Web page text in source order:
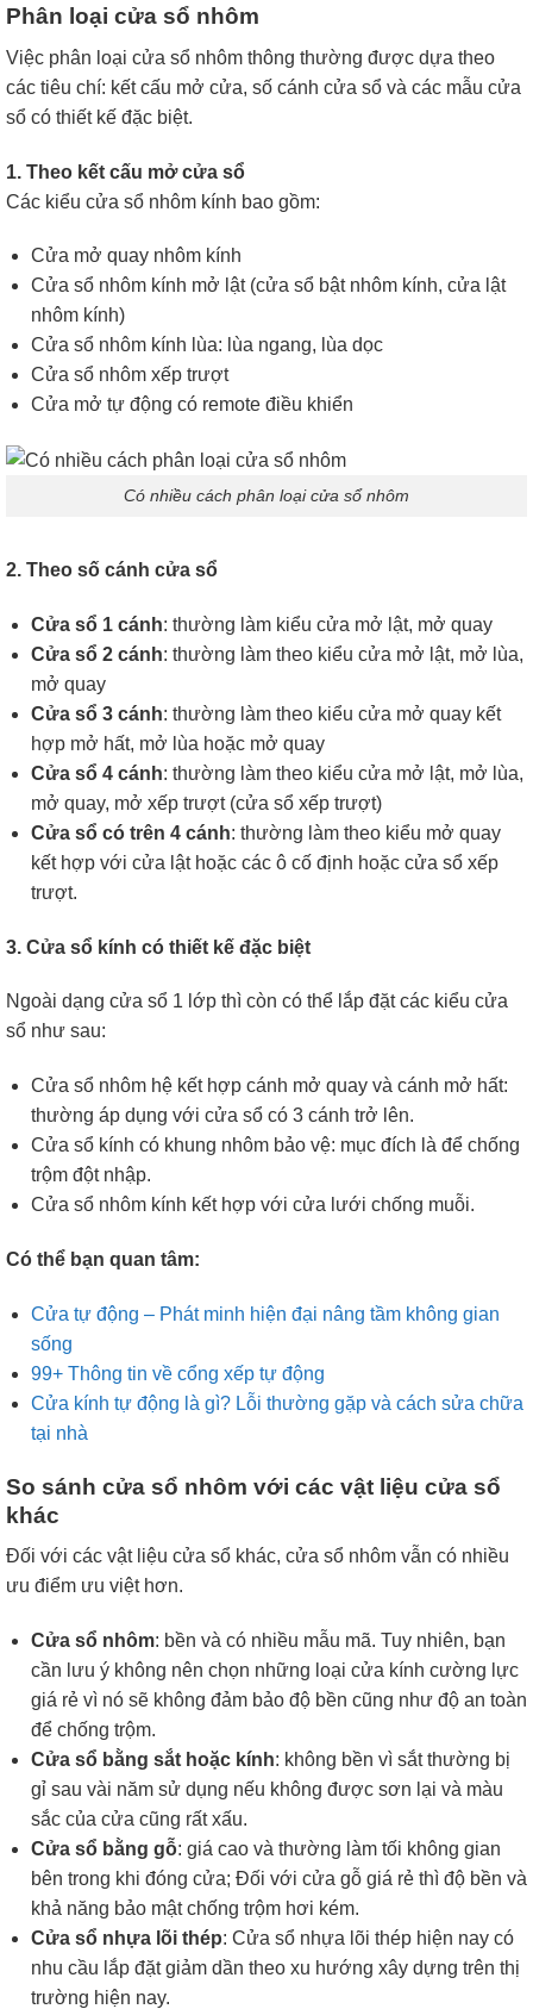
Phân loại cửa sổ nhôm
Việc phân loại cửa sổ nhôm thông thường được dựa theo
các tiêu chí: kết cấu mở cửa, số cánh cửa sổ và các mẫu cửa
sổ có thiết kế đặc biệt.
1. Theo kết cấu mở cửa sổ
Các kiểu cửa sổ nhôm kính bao gồm:
Cửa mở quay nhôm kính
Cửa sổ nhôm kính mở lật (cửa sổ bật nhôm kính, cửa lật
nhôm kính)
Cửa sổ nhôm kính lùa: lùa ngang, lùa dọc
Cửa sổ nhôm xếp trượt
Cửa mở tự động có remote điều khiển
Có nhiều cách phân loại cửa sổ nhôm
2. Theo số cánh cửa sổ
Cửa sổ 1 cánh: thường làm kiểu cửa mở lật, mở quay
Cửa sổ 2 cánh: thường làm theo kiểu cửa mở lật, mở lùa,
mở quay
Cửa sổ 3 cánh: thường làm theo kiểu cửa mở quay kết
hợp mở hất, mở lùa hoặc mở quay
Cửa sổ 4 cánh: thường làm theo kiểu cửa mở lật, mở lùa,
mở quay, mở xếp trượt (cửa sổ xếp trượt)
Cửa sổ có trên 4 cánh: thường làm theo kiểu mở quay
kết hợp với cửa lật hoặc các ô cố định hoặc cửa sổ xếp
trượt.
3. Cửa sổ kính có thiết kế đặc biệt
Ngoài dạng cửa sổ 1 lớp thì còn có thể lắp đặt các kiểu cửa
sổ như sau:
Cửa sổ nhôm hệ kết hợp cánh mở quay và cánh mở hất:
thường áp dụng với cửa sổ có 3 cánh trở lên.
Cửa sổ kính có khung nhôm bảo vệ: mục đích là để chống
trộm đột nhập.
Cửa sổ nhôm kính kết hợp với cửa lưới chống muỗi.
Có thể bạn quan tâm:
Cửa tự động – Phát minh hiện đại nâng tầm không gian
sống
99+ Thông tin về cổng xếp tự động
Cửa kính tự động là gì? Lỗi thường gặp và cách sửa chữa
tại nhà
So sánh cửa sổ nhôm với các vật liệu cửa sổ
khác
Đối với các vật liệu cửa sổ khác, cửa sổ nhôm vẫn có nhiều
ưu điểm ưu việt hơn.
Cửa sổ nhôm: bền và có nhiều mẫu mã. Tuy nhiên, bạn
cần lưu ý không nên chọn những loại cửa kính cường lực
giá rẻ vì nó sẽ không đảm bảo độ bền cũng như độ an toàn
để chống trộm.
Cửa sổ bằng sắt hoặc kính: không bền vì sắt thường bị
gỉ sau vài năm sử dụng nếu không được sơn lại và màu
sắc của cửa cũng rất xấu.
Cửa sổ bằng gỗ: giá cao và thường làm tối không gian
bên trong khi đóng cửa; Đối với cửa gỗ giá rẻ thì độ bền và
khả năng bảo mật chống trộm hơi kém.
Cửa sổ nhựa lõi thép: Cửa sổ nhựa lõi thép hiện nay có
nhu cầu lắp đặt giảm dần theo xu hướng xây dựng trên thị
trường hiện nay.